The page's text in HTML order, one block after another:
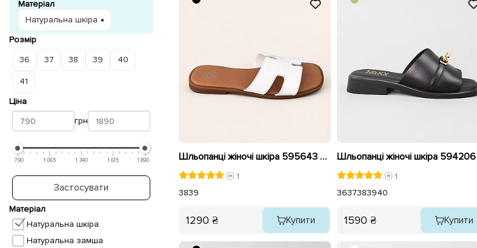
Матеріал
Натуральна шкіра
Розмір
36
37 38 39 40
41
Ціна
грн
790 1 065 1 340 1 615 1 890
Застосувати
Матеріал
Натуральна шкіра
Натуральна замша
Шльопанці жіночі шкіра 595643 Білі
1
3839
1290 ₴ Купити
1
3637383940
1590 ₴ Купити